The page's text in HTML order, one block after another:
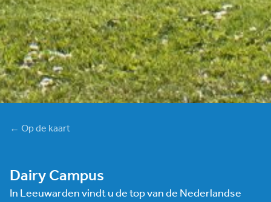
← Op de kaart
Dairy Campus
In Leeuwarden vindt u de top van de Nederlandse